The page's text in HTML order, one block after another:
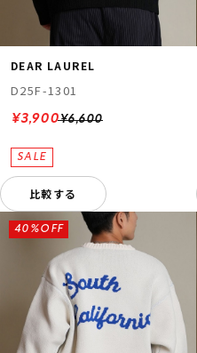
DEAR LAUREL
D25F-1301
¥6,600
¥3,900
比較する
40%OFF